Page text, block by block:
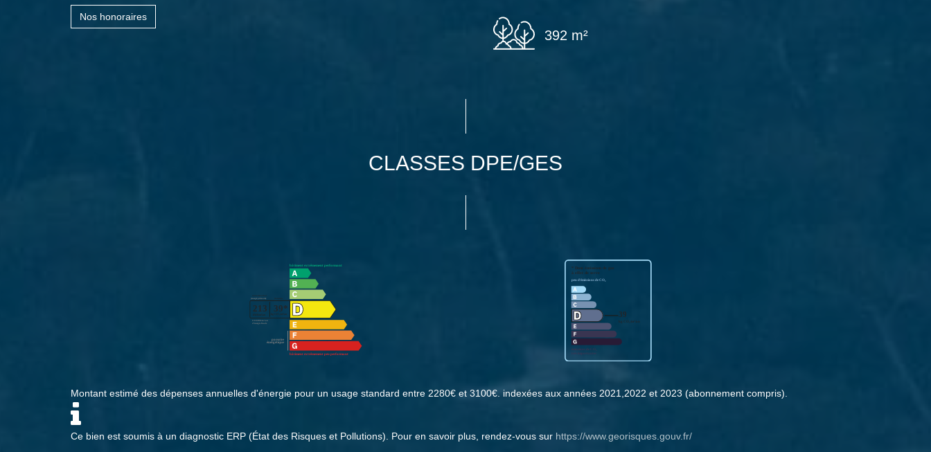
Nos honoraires
392 m²
CLASSES DPE/GES
Montant estimé des dépenses annuelles d'énergie pour un usage standard entre 2280€ et 3100€. indexées aux années 2021,2022 et 2023 (abonnement compris).
Ce bien est soumis à un diagnostic ERP (État des Risques et Pollutions). Pour en savoir plus, rendez-vous sur https://www.georisques.gouv.fr/